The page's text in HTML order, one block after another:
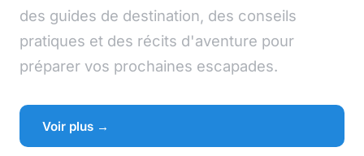
des guides de destination, des conseils
pratiques et des récits d'aventure pour
préparer vos prochaines escapades.
Voir plus →